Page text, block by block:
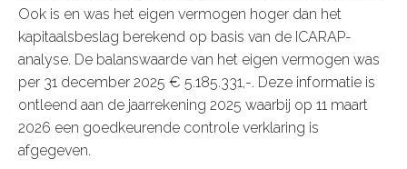
Ook is en was het eigen vermogen hoger dan het
kapitaalsbeslag berekend op basis van de ICARAP-
analyse. De balanswaarde van het eigen vermogen was
per 31 december 2025 € 5.185.331,-. Deze informatie is
ontleend aan de jaarrekening 2025 waarbij op 11 maart
2026 een goedkeurende controle verklaring is
afgegeven.